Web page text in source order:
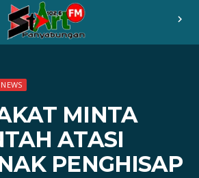
chevron_right
MINTA
ATASI
PENGHISAP